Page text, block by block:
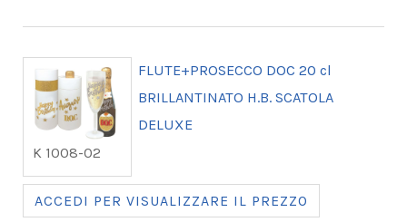
K 1008-02
FLUTE+PROSECCO DOC 20 cl
BRILLANTINATO H.B. SCATOLA
DELUXE
ACCEDI PER VISUALIZZARE IL PREZZO